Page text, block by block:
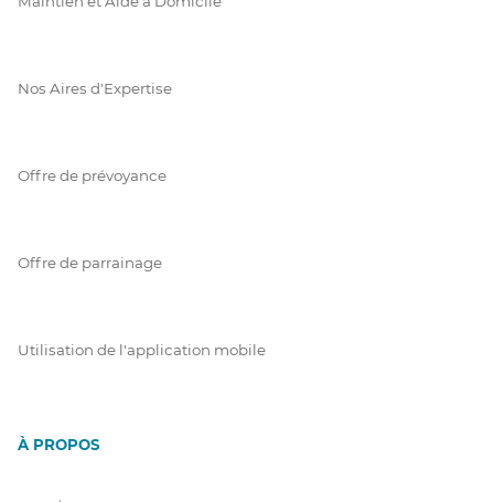
Nos Aires d'Expertise
Offre de prévoyance
Offre de parrainage
Utilisation de l'application mobile
À PROPOS